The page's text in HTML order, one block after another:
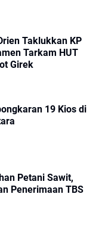
Taklukkan KP
Tarkam HUT
Girek
19 Kios di
Petani Sawit,
Penerimaan TBS